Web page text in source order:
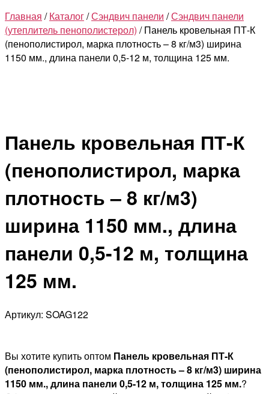
Главная /Каталог/Сэндвич панели /Сэндвич панели
(утеплитель пенополистерол) / Панель кровельная ПТ-К
(пенополистирол, марка плотность – 8 кг/м3) ширина
1150 мм., длина панели 0,5-12 м, толщина 125 мм.
Панель кровельная ПТ-К
(пенополистирол, марка
плотность – 8 кг/м3)
ширина 1150 мм., длина
панели 0,5-12 м, толщина
125 мм.
Артикул: SOAG122
Вы хотите купить оптом Панель кровельная ПТ-К
(пенополистирол, марка плотность – 8 кг/м3) ширина
1150 мм., длина панели 0,5-12 м, толщина 125 мм.?